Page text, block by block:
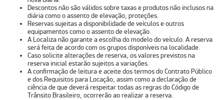
Descontos não são válidos sobre taxas e produtos não inclusos na
diária como o assento de elevação, proteções.
Reservas sujeitas a disponibilidade de veículos e outros
equipamentos como o assento de elevação.
A Localiza não garante a escolha do modelo do veículo. A reserva
será feita de acordo com os grupos disponíveis na localidade.
Caso solicite alterações de reserva, os valores previstos na
reserva inicial estarão sujeitos a variações.
A confirmação de leitura e aceite dos termos do Contrato Público
e dos Requisitos para Locação, assim como a declaração de
ciência de que deverá respeitar todas as regras do Código de
Trânsito Brasileiro, ocorrerão ao realizar a reserva.